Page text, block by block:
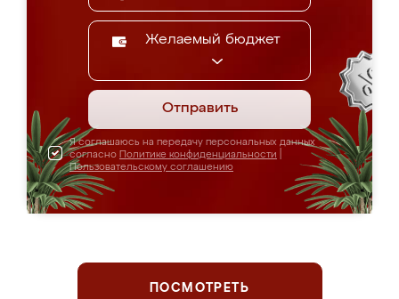
Желаемый бюджет
Отправить
Я соглашаюсь на передачу персональных данных
согласно Политике конфиденциальности
Пользовательскому соглашению
ПОСМОТРЕТЬ